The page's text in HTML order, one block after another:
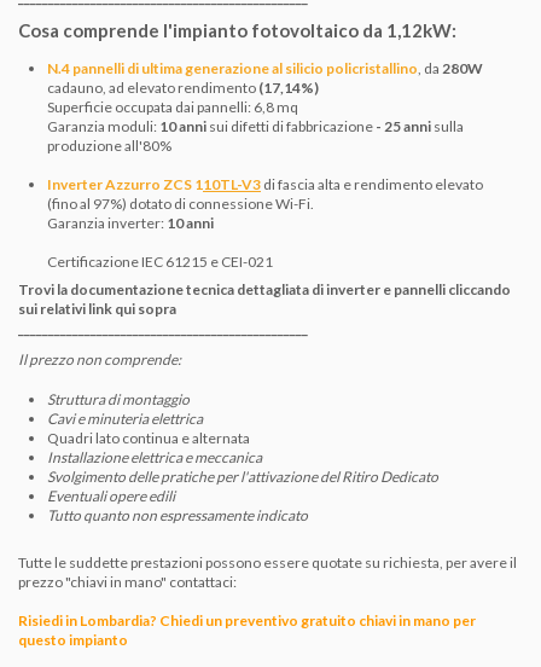
Cosa comprende l'impianto fotovoltaico da 1,12kW:
N.4 pannelli di ultima generazione al silicio policristallino, da 280W
cadauno, ad elevato rendimento (17,14%)
Superficie occupata dai pannelli: 6,8 mq
Garanzia moduli: 10anni sui difetti di fabbricazione - 25 anni sulla
produzione all'80%
Inverter Azzurro ZCS 110TL-V3 di fascia alta e rendimento elevato
(fino al 97%) dotato di connessione Wi-Fi.
Garanzia inverter: 10 anni
Certificazione IEC 61215 e CEI-021
Trovi la documentazione tecnica dettagliata di inverter e pannelli cliccando
sui relativi link qui sopra
Il prezzo non comprende:
Struttura di montaggio
Cavi e minuteria elettrica
Quadri lato continua e alternata
Installazione elettrica e meccanica
Svolgimento delle praticheper l'attivazione delRitiro Dedicato
Eventuali opere edili
Tutto quanto non espressamente indicato
Tutte le suddette prestazioni possono essere quotate su richiesta, per avere il
prezzo "chiavi in mano" contattaci:
Risiedi in Lombardia? Chiedi un preventivo gratuito chiavi in mano per
questo impianto